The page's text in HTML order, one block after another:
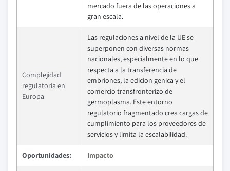
mercado fuera de las operaciones a
gran escala.
Complejidad
regulatoria en
Europa
Las regulaciones a nivel de la UE se
superponen con diversas normas
nacionales, especialmente en lo que
respecta a la transferencia de
embriones, la edicion genica y el
comercio transfronterizo de
germoplasma. Este entorno
regulatorio fragmentado crea cargas de
cumplimiento para los proveedores de
servicios y limita la escalabilidad.
Oportunidades: Impacto